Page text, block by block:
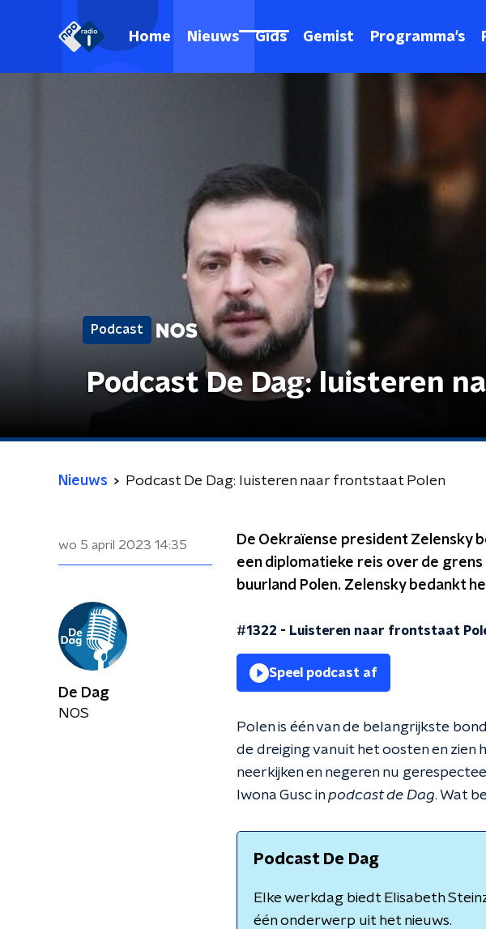
Home Nieuws Gids Gemist Programma's
Podcast
Podcast De Dag: luisteren
Nieuws Podcast De Dag: luisteren naar frontstaat Polen
wo 5 april 2023 14:35
De Oekraïense president Zelensky
een diplomatieke reis over de grens
buurland Polen. Zelensky bedankt
#1322 - Luisteren naar frontstaat
Speel podcast af
Polen is één van de belangrijkste
de dreiging vanuit het oosten en zien
neerkijken en negeren nu
Iwona Gusc inpodcast de Dag. Wat
Podcast De Dag
Elke werkdag biedt Elisabeth
één onderwerp uit het nieuws.
De Dag
NOS